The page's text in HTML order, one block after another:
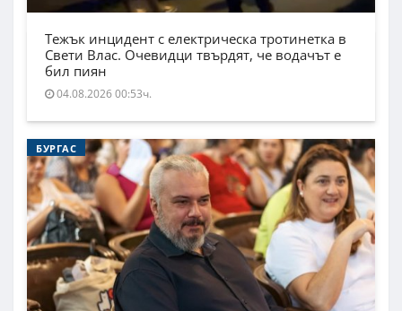
Тежък инцидент с електрическа тротинетка в
Свети Влас. Очевидци твърдят, че водачът е
бил пиян
04.08.2026 00:53ч.
БУРГАС